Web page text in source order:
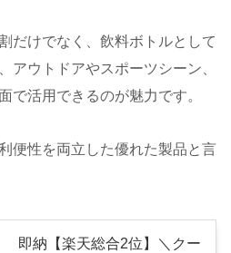
だけでなく、飲料ボトルとして
アウトドアやスポーツシーン、
で活用できるのが魅力です。
便性を両立した優れた製品と言
即納【楽天総合2位】＼クー